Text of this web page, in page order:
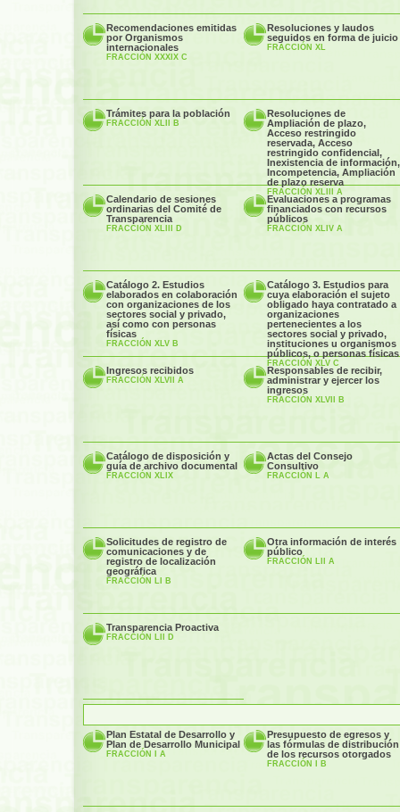
Recomendaciones emitidas
por Organismos
internacionales
FRACCIÓN XXXIX C
Resoluciones y laudos
seguidos en forma de juicio
FRACCIÓN XL
Trámites para la población
FRACCIÓN XLII B
Resoluciones de
Ampliación de plazo,
Acceso restringido
reservada, Acceso
restringido confidencial,
Inexistencia de información,
Incompetencia, Ampliación
de plazo reserva
FRACCIÓN XLIII A
Calendario de sesiones
ordinarias del Comité de
Transparencia
FRACCIÓN XLIII D
Evaluaciones a programas
financiados con recursos
públicos
FRACCIÓN XLIV A
Catálogo 2. Estudios
elaborados en colaboración
con organizaciones de los
sectores social y privado,
así como con personas
físicas
FRACCIÓN XLV B
Catálogo 3. Estudios para
cuya elaboración el sujeto
obligado haya contratado a
organizaciones
pertenecientes a los
sectores social y privado,
instituciones u organismos
públicos, o personas físicas
FRACCIÓN XLV C
Ingresos recibidos
FRACCIÓN XLVII A
Responsables de recibir,
administrar y ejercer los
ingresos
FRACCIÓN XLVII B
Catálogo de disposición y
guía de archivo documental
FRACCIÓN XLIX
Actas del Consejo
Consultivo
FRACCIÓN L A
Solicitudes de registro de
comunicaciones y de
registro de localización
geográfica
FRACCIÓN LI B
Otra información de interés
público
FRACCIÓN LII A
Transparencia Proactiva
FRACCIÓN LII D
Plan Estatal de Desarrollo y
Plan de Desarrollo Municipal
FRACCIÓN I A
Presupuesto de egresos y
las fórmulas de distribución
de los recursos otorgados
FRACCIÓN I B